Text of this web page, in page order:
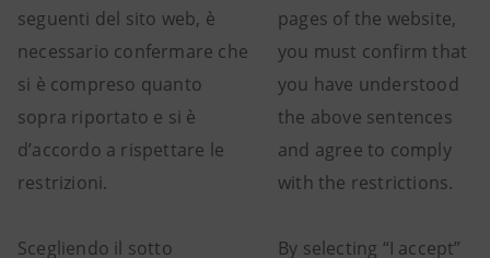
seguenti del sito web, è
necessario confermare che
si è compreso quanto
sopra riportato e si è
d’accordo a rispettare le
restrizioni.
Scegliendo il sotto
pages of the website,
you must confirm that
you have understood
the above sentences
and agree to comply
with the restrictions.
By selecting “I accept”